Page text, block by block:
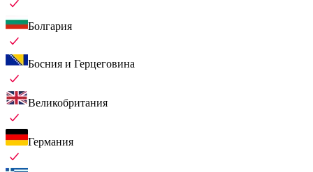
Болгария
Босния и Герцеговина
Великобритания
Германия